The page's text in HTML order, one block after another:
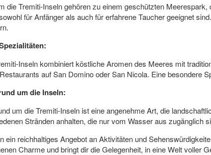
die Tremiti-Inseln gehören zu einem geschützten
für Anfänger als auch für erfahrene Taucher geeignet
Inseln kombiniert köstliche Aromen des Meeres mit
auf San Domino oder San Nicola. Eine besondere
um die Inseln:
um die Tremiti-Inseln ist eine angenehme Art, die
Stränden anhalten, die nur vom Wasser aus zugänglich
ein reichhaltiges Angebot an Aktivitäten und
Charme und bringt dir die Gelegenheit, in eine Welt voller